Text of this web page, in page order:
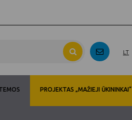
LT
PROJEKTAS „MAŽIEJI ŪKININKAI“